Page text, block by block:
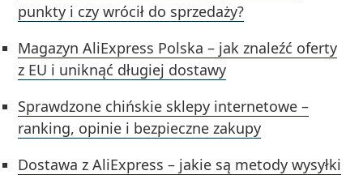
punkty i czy wrócił do sprzedaży?
Magazyn AliExpress Polska – jak znaleźć oferty
z EU i uniknąć długiej dostawy
Sprawdzone chińskie sklepy internetowe –
ranking, opinie i bezpieczne zakupy
Dostawa z AliExpress – jakie są metody wysyłki